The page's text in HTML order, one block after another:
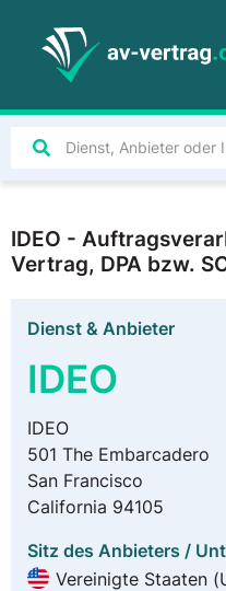
IDEO -
Vertrag, DPA bzw.
Dienst & Anbieter
IDEO
IDEO
501 The Embarcadero
San Francisco
California 94105
Sitz des Anbieters /
Vereinigte Staaten